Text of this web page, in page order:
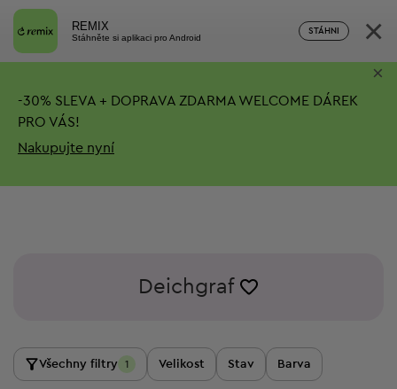
REMIX
Stáhněte si aplikaci pro Android
STÁHNI ×
-30% SLEVA + DOPRAVA ZDARMA WELCOME DÁREK
PRO VÁS!
Nakupujte nyní
×
Deichgraf
Všechny filtry 1 Velikost Stav Barva